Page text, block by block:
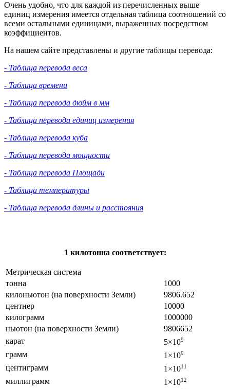
Очень удобно, что для каждой из перечисленных выше
единиц измерения имеется отдельная таблица соотношений со
всеми остальными единицами, выраженных посредством
коэффициентов.
На нашем сайте представлены и другие таблицы перевода:
- Таблица перевода веса
- Таблица времени
- Таблица перевода дюйм в мм
- Таблица перевода единиц измерения
- Таблица перевода куба
- Таблица перевода мощности
- Таблица перевода Площади
- Таблица температуры
- Таблица перевода длины и расстояния
1 килотонна соответствует:
Метрическая система
тонна
1000
килоньютон (на поверхности Земли)
9806.652
центнер
10000
килограмм
1000000
ньютон (на поверхности Земли)
9806652
карат
5×109
грамм 1×109
центиграмм 1×1011
миллиграмм 1×1012